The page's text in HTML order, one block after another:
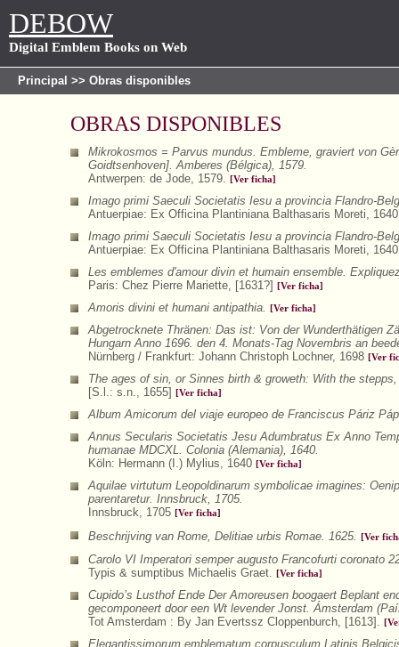
DEBOW
Digital Emblem Books on Web
Principal >> Obras disponibles
OBRAS DISPONIBLES
Mikrokosmos = Parvus mundus. Embleme, graviert von
Goidtsenhoven]. Amberes (Bélgica), 1579.
Antwerpen: de Jode, 1579.
[Ver ficha]
Imago primi Saeculi Societatis Iesu a provincia Flandro-
Antuerpiae: Ex Officina Plantiniana Balthasaris Moreti,
Imago primi Saeculi Societatis Iesu a provincia Flandro-
Antuerpiae: Ex Officina Plantiniana Balthasaris Moreti,
Les emblemes d'amour divin et humain ensemble.
Paris: Chez Pierre Mariette, [1631?]
[Ver ficha]
Amoris divini et humani antipathia. [Ver ficha]
Abgetrocknete Thränen: Das ist: Von der Wunderthätigen
Hungarn Anno 1696. den 4. Monats-Tag Novembris an
Nürnberg / Frankfurt: Johann Christoph Lochner, 1698 [Ver
The ages of sin, or Sinnes birth & groweth: With the
[S.l.: s.n., 1655]
[Ver ficha]
Album Amicorum del viaje europeo de Franciscus Páriz
Annus Secularis Societatis Jesu Adumbratus Ex Anno
humanae MDCXL. Colonia (Alemania), 1640.
Köln: Hermann (I.) Mylius, 1640 [Ver ficha]
Aquilae virtutum Leopoldinarum symbolicae imagines:
parentaretur. Innsbruck, 1705.
Innsbruck, 1705 [Ver ficha]
Beschrijving van Rome, Delitiae urbis Romae. 1625. [Ver
Carolo VI Imperatori semper augusto Francofurti coronato
Typis & sumptibus Michaelis Graet.
[Ver ficha]
Cupido’s Lusthof Ende Der Amoreusen boogaert Beplant
gecomponeert door een Wt levender Jonst. Ámsterdam
Tot Amsterdam : By Jan Evertssz Cloppenburch, [1613].
Elegantissimorum emblematum corpusculum Latinis